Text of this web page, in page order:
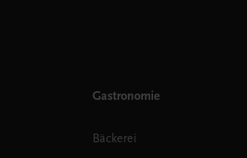
Gastronomie
Bäckerei